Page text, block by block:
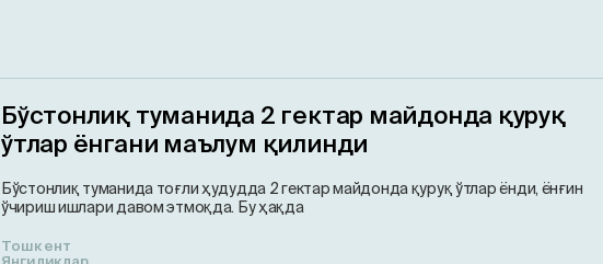
Бўстонлиқ туманида 2 гектар майдонда қуруқ
ўтлар ёнгани маълум қилинди
Бўстонлиқ туманида тоғли ҳудудда 2 гектар майдонда қуруқ ўтлар ёнди, ёнғин
ўчириш ишлари давом этмоқда. Бу ҳақда
Тошкент